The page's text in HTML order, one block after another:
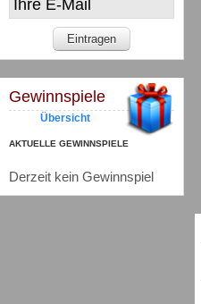
Gewinnspiele
Übersicht
AKTUELLE GEWINNSPIELE
Derzeit kein Gewinnspiel